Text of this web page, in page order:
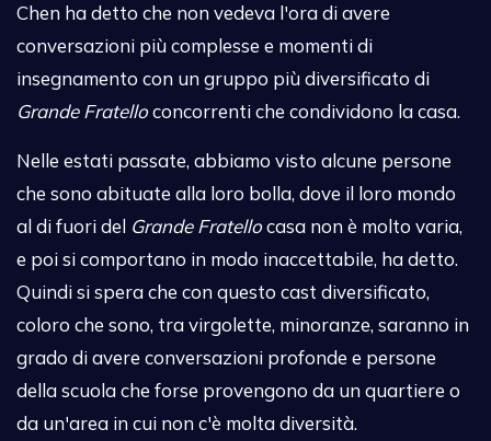
Chen ha detto che non vedeva l'ora di avere
conversazioni più complesse e momenti di
insegnamento con un gruppo più diversificato di
Grande Fratelloconcorrenti che condividono la casa.
Nelle estati passate, abbiamo visto alcune persone
che sono abituate alla loro bolla, dove il loro mondo
al di fuori del Grande Fratellocasa non è molto varia,
e poi si comportano in modo inaccettabile, ha detto.
Quindi si spera che con questo cast diversificato,
coloro che sono, tra virgolette, minoranze, saranno in
grado di avere conversazioni profonde e persone
della scuola che forse provengono da un quartiere o
da un'area in cui non c'è molta diversità.